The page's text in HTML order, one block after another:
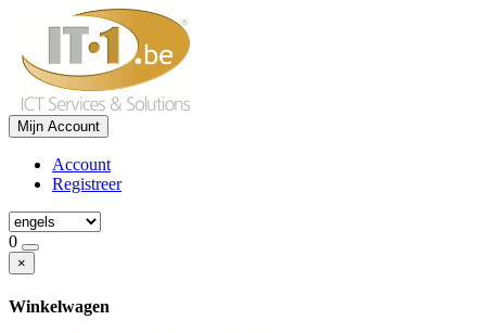
Mijn Account
Account
Registreer
0
×
Winkelwagen